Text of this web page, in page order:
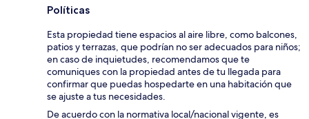
Políticas
Esta propiedad tiene espacios al aire libre, como balcones,
patios y terrazas, que podrían no ser adecuados para niños;
en caso de inquietudes, recomendamos que te
comuniques con la propiedad antes de tu llegada para
confirmar que puedas hospedarte en una habitación que
se ajuste a tus necesidades.
De acuerdo con la normativa local/nacional vigente, es